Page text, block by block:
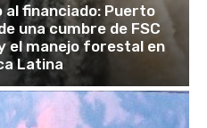
al financiado: Puerto
una cumbre de FSC
el manejo forestal en
Latina